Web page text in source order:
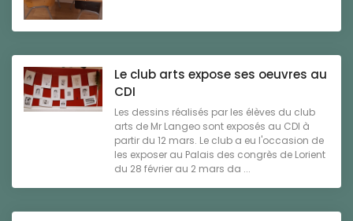
Le club arts expose ses oeuvres au
CDI
Les dessins réalisés par les élèves du club
arts de Mr Langeo sont exposés au CDI à
partir du 12 mars. Le club a eu l'occasion de
les exposer au Palais des congrès de Lorient
du 28 février au 2 mars da ...